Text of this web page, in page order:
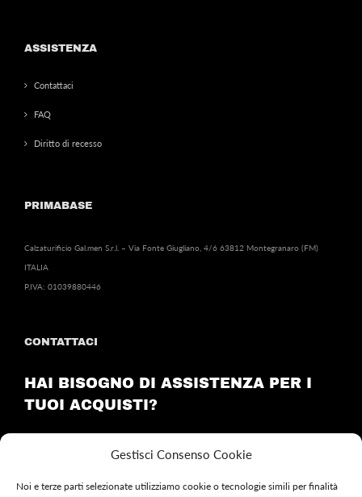
Gestisci Consenso Cookie
Noi e terze parti selezionate utilizziamo cookie o tecnologie simili per finalità
ASSISTENZA
Contattaci
FAQ
Diritto di recesso
PRIMABASE
Calzaturificio Gal.men S.r.l. – Via Fonte Giugliano, 4/6 63812 Montegranaro (FM)
ITALIA
P.IVA: 01039880446
CONTATTACI
HAI BISOGNO DI ASSISTENZA PER I
TUOI ACQUISTI?